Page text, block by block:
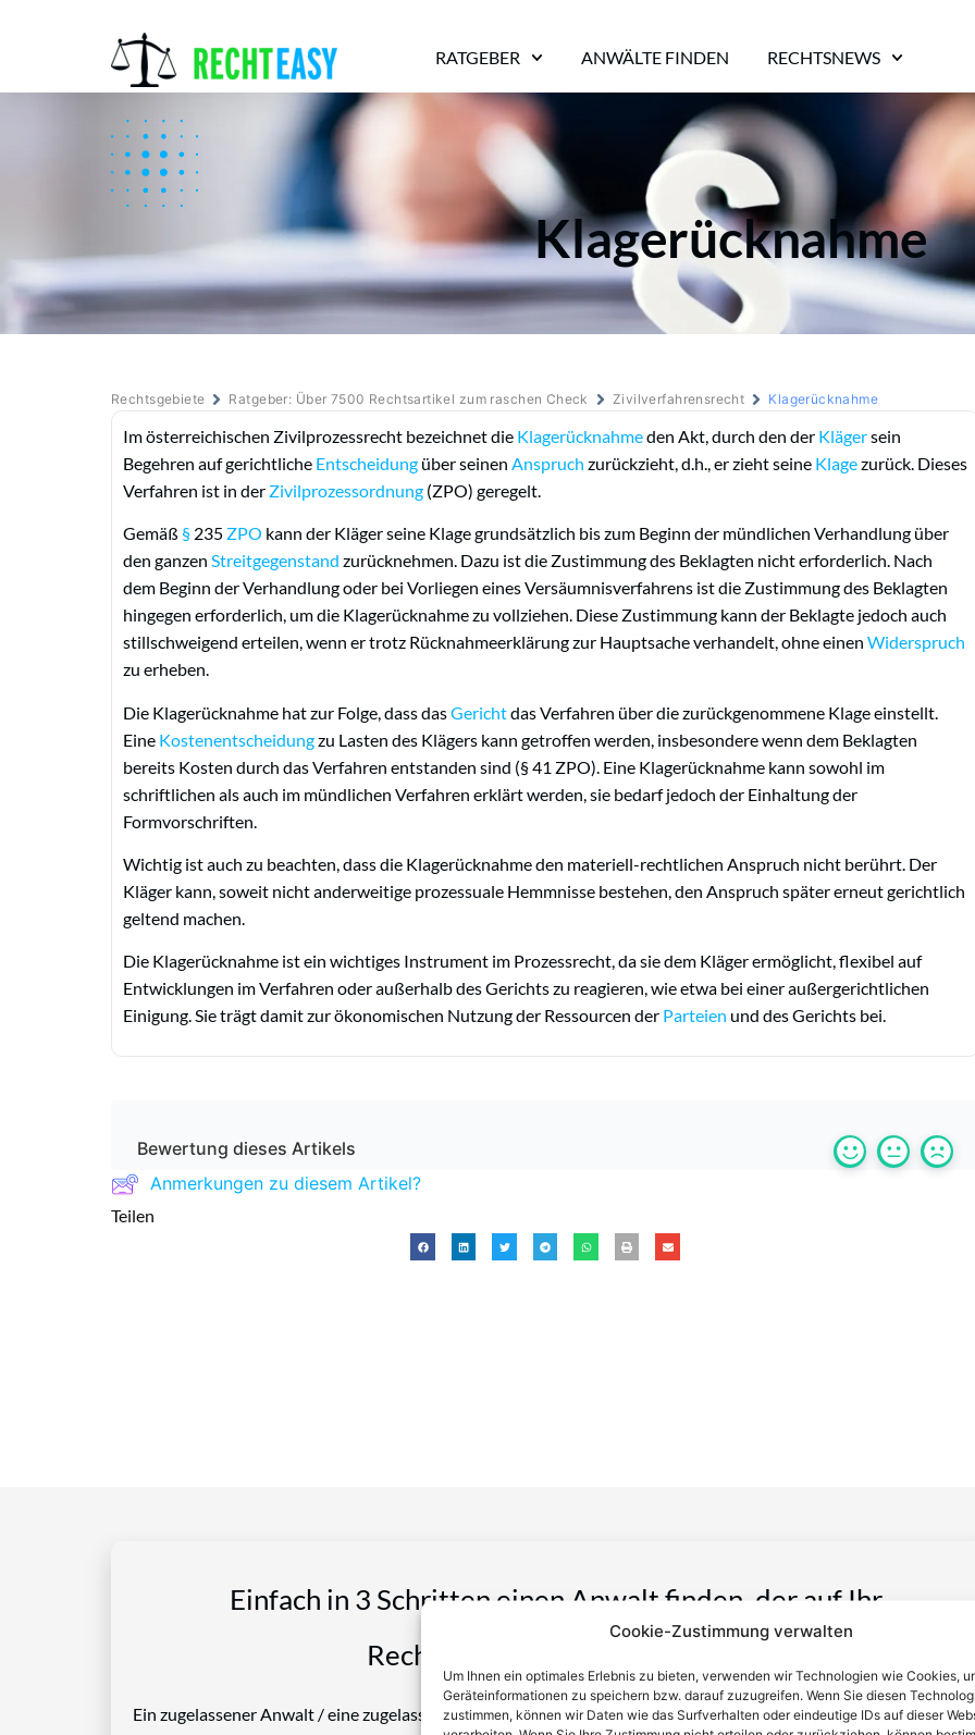
Cookie-Zustimmung verwalten
Um Ihnen ein optimales Erlebnis zu bieten, verwenden wir Technologien wie Cookies,
Geräteinformationen zu speichern bzw. darauf zuzugreifen. Wenn Sie diesen
zustimmen, können wir Daten wie das Surfverhalten oder eindeutige IDs auf dieser
RATGEBER ANWÄLTE FINDEN RECHTSNEWS
Klagerücknahme
Rechtsgebiete Ratgeber: Über 7500 Rechtsartikel zum raschen Check Zivilverfahrensrecht Klagerücknahme
Im österreichischen Zivilprozessrecht bezeichnet die Klagerücknahmeden Akt, durch den der Klägersein
Begehren auf gerichtliche Entscheidung über seinen Anspruch zurückzieht, d.h., er zieht seine Klagezurück. Dieses
Verfahren ist in der Zivilprozessordnung (ZPO) geregelt.
Gemäß § 235 ZPO kann der Kläger seine Klage grundsätzlich bis zum Beginn der mündlichen Verhandlung über
den ganzen Streitgegenstand zurücknehmen. Dazu ist die Zustimmung des Beklagten nicht erforderlich. Nach
dem Beginn der Verhandlung oder bei Vorliegen eines Versäumnisverfahrens ist die Zustimmung des Beklagten
hingegen erforderlich, um die Klagerücknahme zu vollziehen. Diese Zustimmung kann der Beklagte jedoch auch
stillschweigend erteilen, wenn er trotz Rücknahmeerklärung zur Hauptsache verhandelt, ohne einen Widerspruch
zu erheben.
Die Klagerücknahme hat zur Folge, dass dasGerichtdas Verfahren über die zurückgenommene Klage einstellt.
Eine Kostenentscheidungzu Lasten des Klägers kann getroffen werden, insbesondere wenn dem Beklagten
bereits Kosten durch das Verfahren entstanden sind (§ 41 ZPO). Eine Klagerücknahme kann sowohl im
schriftlichen als auch im mündlichen Verfahren erklärt werden, sie bedarf jedoch der Einhaltung der
Formvorschriften.
Wichtig ist auch zu beachten, dass die Klagerücknahme den materiell-rechtlichen Anspruch nicht berührt. Der
Kläger kann, soweit nicht anderweitige prozessuale Hemmnisse bestehen, den Anspruch später erneut gerichtlich
geltend machen.
Die Klagerücknahme ist ein wichtiges Instrument im Prozessrecht, da sie dem Kläger ermöglicht, flexibel auf
Entwicklungen im Verfahren oder außerhalb des Gerichts zu reagieren, wie etwa bei einer außergerichtlichen
Einigung. Sie trägt damit zur ökonomischen Nutzung der Ressourcen der Parteien und des Gerichts bei.
Bewertung dieses Artikels
Anmerkungen zu diesem Artikel?
Teilen
Einfach in 3 Schritten einen Anwalt finden, der auf Ihr
Rechtsproblem spezialisiert ist
Ein zugelassener Anwalt / eine zugelassen Anwältin ist dafür da, über Rechtsfragen zu beraten und Klienten vor
Alle Anwälte